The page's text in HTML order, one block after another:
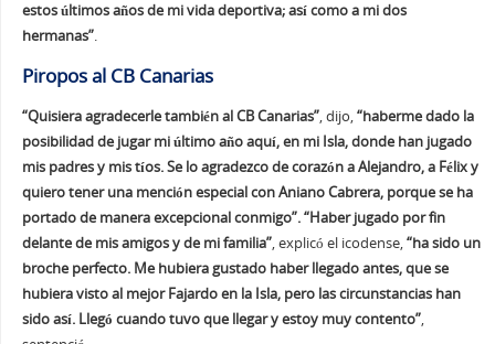
estos últimos años de mi vida deportiva; así como a mi dos
hermanas”.
Piropos al CB Canarias
“Quisiera agradecerle también al CB Canarias”, dijo,“haberme dado la
posibilidad de jugar mi último año aquí, en mi Isla, donde han jugado
mis padres y mis tíos. Se lo agradezco de corazón a Alejandro, a Félix y
quiero tener una mención especial con Aniano Cabrera, porque se ha
portado de manera excepcional conmigo”. “Haber jugado por fin
delante de mis amigos y de mi familia”, explicó el icodense,“ha sido un
broche perfecto. Me hubiera gustado haber llegado antes, que se
hubiera visto al mejor Fajardo en la Isla, pero las circunstancias han
sido así. Llegó cuando tuvo que llegar y estoy muy contento”,